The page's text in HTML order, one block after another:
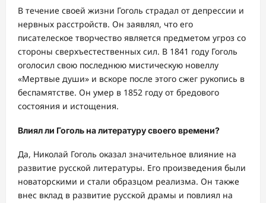
В течение своей жизни Гоголь страдал от депрессии и
нервных расстройств. Он заявлял, что его
писателеское творчество является предметом угроз со
стороны сверхъестественных сил. В 1841 году Гоголь
оголосил свою последнюю мистическую новеллу
«Мертвые души» и вскоре после этого сжег рукопись в
беспамятстве. Он умер в 1852 году от бредового
состояния и истощения.
Влиял ли Гоголь на литературу своего времени?
Да, Николай Гоголь оказал значительное влияние на
развитие русской литературы. Его произведения были
новаторскими и стали образцом реализма. Он также
внес вклад в развитие русской драмы и повлиял на